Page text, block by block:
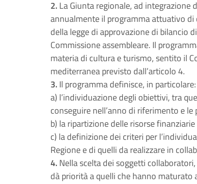
2.La Giunta regionale, ad integrazione
annualmente il programma attuativo
della legge di approvazione di bilancio
Commissione assembleare. Il
materia di cultura e turismo, sentito il
mediterranea previsto dall’articolo 4.
3.Il programma definisce, in particolare:
a) l’individuazione degli obiettivi, tra
conseguire nell’anno di riferimento e
b) la ripartizione delle risorse
c) la definizione dei criteri per
Regione e di quelli da realizzare in
4.Nella scelta dei soggetti
dà priorità a quelli che hanno